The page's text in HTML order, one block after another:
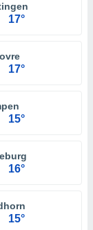
17°
17°
15°
16°
15°